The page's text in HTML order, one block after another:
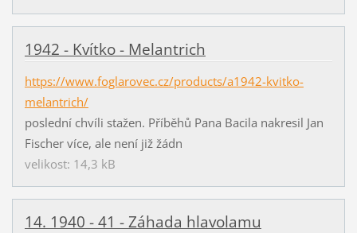
1942 - Kvítko - Melantrich
https://www.foglarovec.cz/products/a1942-kvitko-
melantrich/
poslední chvíli stažen. Příběhů Pana Bacila nakresil Jan
Fischer více, ale není již žádn
velikost: 14,3 kB
14. 1940 - 41 - Záhada hlavolamu